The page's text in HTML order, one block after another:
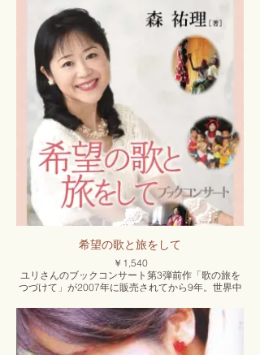
希望の歌と旅をして
￥1,540
ユリさんのブックコンサート第3弾前作「歌の旅を
つづけて」が2007年に販売されてから9年。世界中
験した様々な出会いや感動のエピソードを、ユリさ
んの優しい語り口で綴ります。
あなたの心にもきっと何かを語りかけてくれること
でしょう。